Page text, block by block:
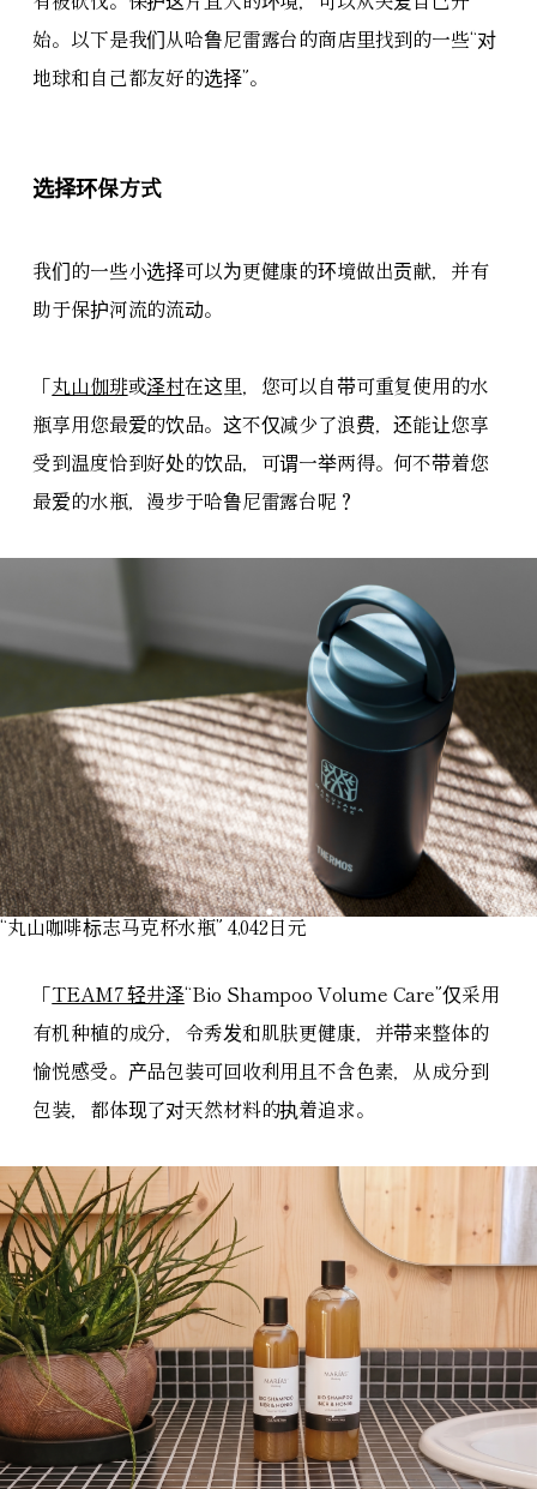
始。以下是我们从哈鲁尼雷露台的商店里找到的一些“对
地球和自己都友好的选择”。
选择环保方式
我们的一些小选择可以为更健康的环境做出贡献，并有
助于保护河流的流动。
「丸山伽琲或泽村在这里，您可以自带可重复使用的水
瓶享用您最爱的饮品。这不仅减少了浪费，还能让您享
受到温度恰到好处的饮品，可谓一举两得。何不带着您
最爱的水瓶，漫步于哈鲁尼雷露台呢？
“丸山咖啡标志马克杯水瓶” 4,042日元
「TEAM7 轻井泽“Bio Shampoo Volume Care”仅采用
有机种植的成分，令秀发和肌肤更健康，并带来整体的
愉悦感受。产品包装可回收利用且不含色素，从成分到
包装，都体现了对天然材料的执着追求。